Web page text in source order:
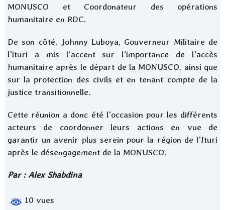
MONUSCO et Coordonateur des opérations
humanitaire en RDC.
De son côté, Johnny Luboya, Gouverneur Militaire de
l’ituri a mis l’accent sur l’importance de l’accès
humanitaire après le départ de la MONUSCO, ainsi que
sur la protection des civils et en tenant compte de la
justice transitionnelle.
Cette réunion a donc été l’occasion pour les différents
acteurs de coordonner leurs actions en vue de
garantir un avenir plus serein pour la région de l’Ituri
après le désengagement de la MONUSCO.
Par : Alex Shabdina
10 vues